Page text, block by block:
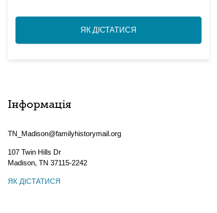
ЯК ДІСТАТИСЯ
Інформація
TN_Madison@familyhistorymail.org
107 Twin Hills Dr
Madison, TN 37115-2242
ЯК ДІСТАТИСЯ